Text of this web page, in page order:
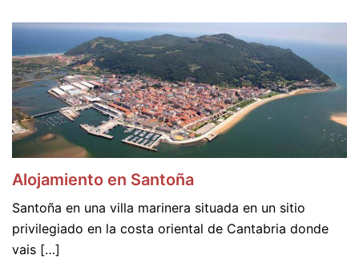
Alojamiento en Santoña
Santoña en una villa marinera situada en un sitio
privilegiado en la costa oriental de Cantabria donde
vais […]